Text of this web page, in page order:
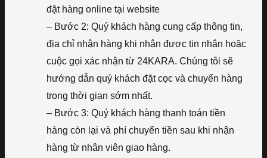
đặt hàng online tại website
– Bước 2: Quý khách hàng cung cấp thông tin,
địa chỉ nhận hàng khi nhận được tin nhắn hoặc
cuộc gọi xác nhận từ 24KARA. Chúng tôi sẽ
hướng dẫn quý khách đặt cọc và chuyển hàng
trong thời gian sớm nhất.
– Bước 3: Quý khách hàng thanh toán tiền
hàng còn lại và phí chuyển tiền sau khi nhận
hàng từ nhân viên giao hàng.